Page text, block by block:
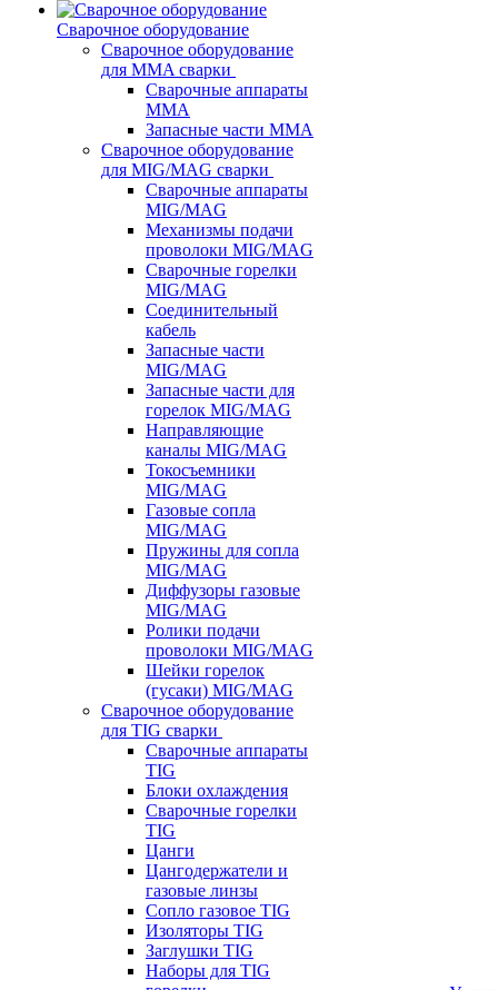
Сварочное оборудование
Сварочное оборудование
для MMA сварки
Сварочные аппараты
MMA
Запасные части MMA
Сварочное оборудование
для MIG/MAG сварки
Сварочные аппараты
MIG/MAG
Механизмы подачи
проволоки MIG/MAG
Сварочные горелки
MIG/MAG
Соединительный
кабель
Запасные части
MIG/MAG
Запасные части для
горелок MIG/MAG
Направляющие
каналы MIG/MAG
Токосъемники
MIG/MAG
Газовые сопла
MIG/MAG
Пружины для сопла
MIG/MAG
Диффузоры газовые
MIG/MAG
Ролики подачи
проволоки MIG/MAG
Шейки горелок
(гусаки) MIG/MAG
Сварочное оборудование
для TIG сварки
Сварочные аппараты
TIG
Блоки охлаждения
Сварочные горелки
TIG
Цанги
Цангодержатели и
газовые линзы
Сопло газовое TIG
Изоляторы TIG
Заглушки TIG
Наборы для TIG